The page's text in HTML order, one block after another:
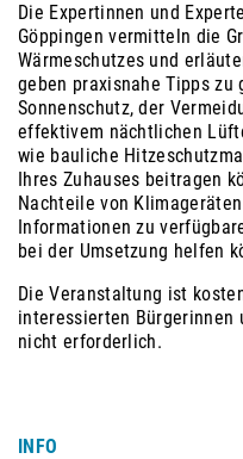
Die Expertinnen und
Göppingen vermitteln die
Wärmeschutzes und
geben praxisnahe Tipps
Sonnenschutz, der
effektivem nächtlichen
wie bauliche
Ihres Zuhauses beitragen
Nachteile von
Informationen zu
bei der Umsetzung helfen
Die Veranstaltung ist
interessierten Bürgerinnen
nicht erforderlich.
INFO